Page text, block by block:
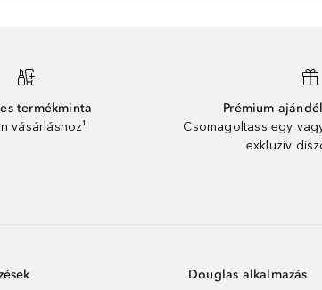
termékminta
vásárláshoz¹
Prémium
Csomagoltass egy
exkluzív
Douglas alkalmazás